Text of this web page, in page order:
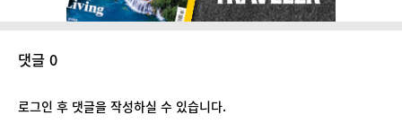
댓글 0
로그인 후 댓글을 작성하실 수 있습니다.